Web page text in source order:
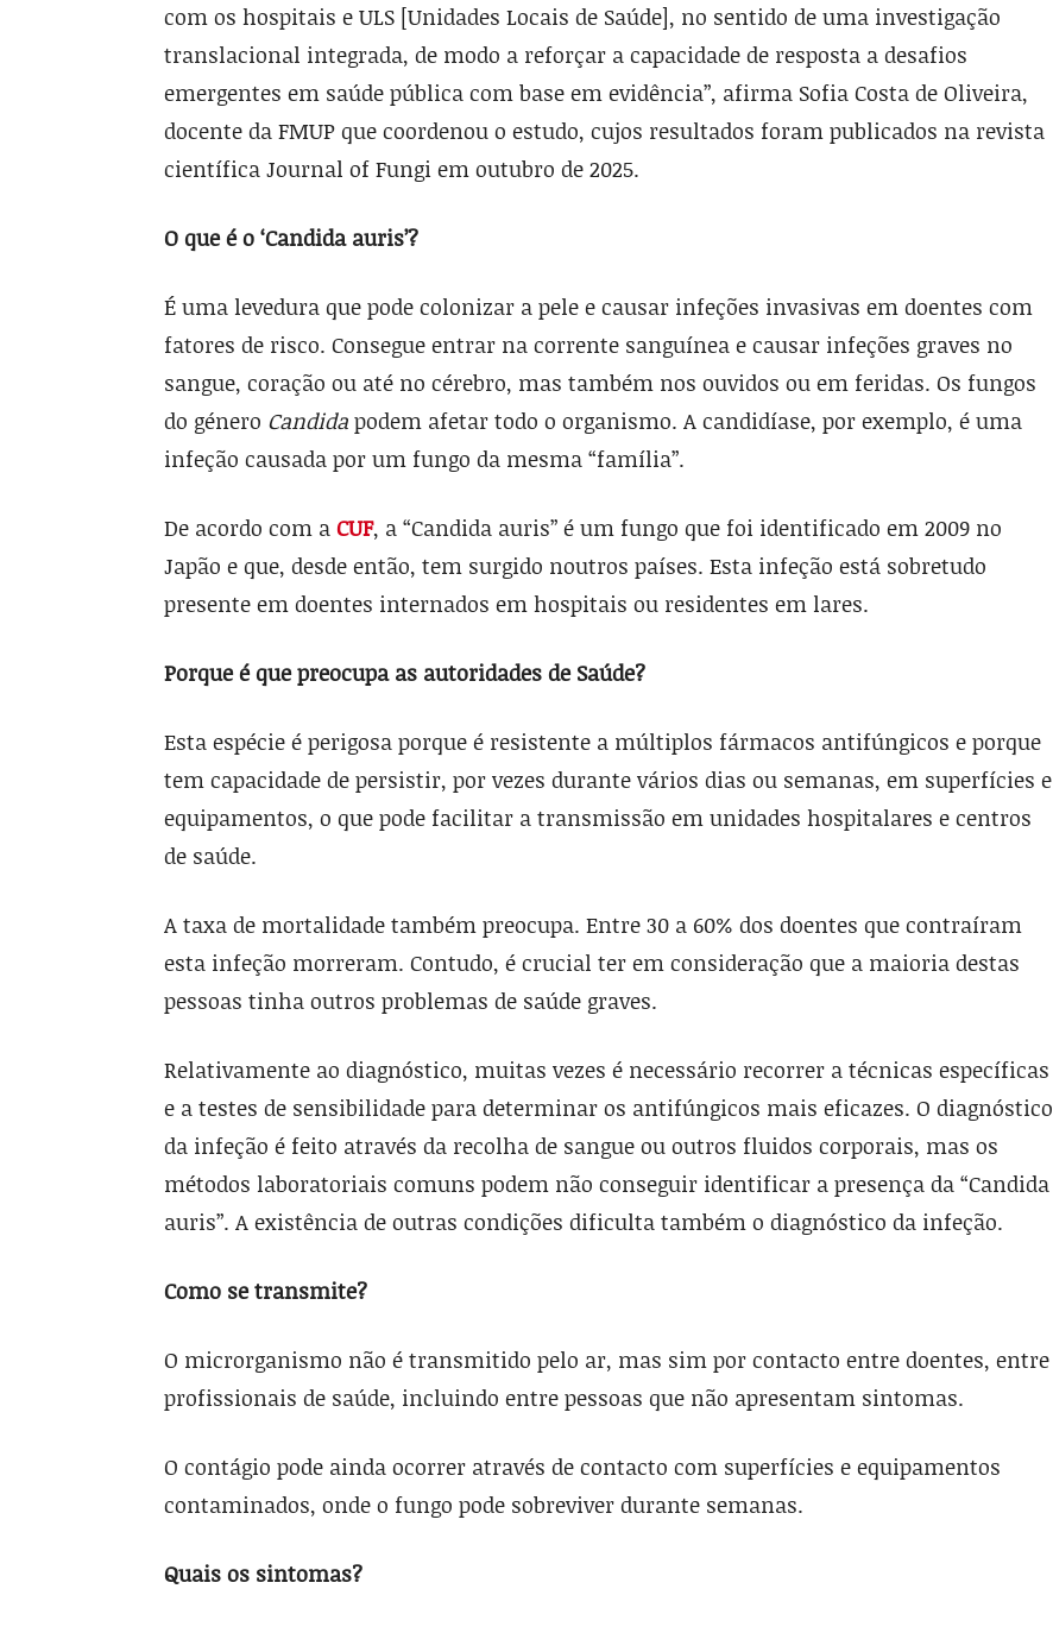
com os hospitais e ULS [Unidades Locais de Saúde], no sentido de uma investigação
translacional integrada, de modo a reforçar a capacidade de resposta a desafios
emergentes em saúde pública com base em evidência”, afirma Sofia Costa de Oliveira,
docente da FMUP que coordenou o estudo, cujos resultados foram publicados na revista
científica Journal of Fungi em outubro de 2025.
O que é o ‘Candida auris’?
É uma levedura que pode colonizar a pele e causar infeções invasivas em doentes com
fatores de risco. Consegue entrar na corrente sanguínea e causar infeções graves no
sangue, coração ou até no cérebro, mas também nos ouvidos ou em feridas. Os fungos
do género Candida podem afetar todo o organismo. A candidíase, por exemplo, é uma
infeção causada por um fungo da mesma “família”.
De acordo com a CUF, a “Candida auris” é um fungo que foi identificado em 2009 no
Japão e que, desde então, tem surgido noutros países. Esta infeção está sobretudo
presente em doentes internados em hospitais ou residentes em lares.
Porque é que preocupa as autoridades de Saúde?
Esta espécie é perigosa porque é resistente a múltiplos fármacos antifúngicos e porque
tem capacidade de persistir, por vezes durante vários dias ou semanas, em superfícies e
equipamentos, o que pode facilitar a transmissão em unidades hospitalares e centros
de saúde.
A taxa de mortalidade também preocupa. Entre 30 a 60% dos doentes que contraíram
esta infeção morreram. Contudo, é crucial ter em consideração que a maioria destas
pessoas tinha outros problemas de saúde graves.
Relativamente ao diagnóstico, muitas vezes é necessário recorrer a técnicas específicas
e a testes de sensibilidade para determinar os antifúngicos mais eficazes. O diagnóstico
da infeção é feito através da recolha de sangue ou outros fluidos corporais, mas os
métodos laboratoriais comuns podem não conseguir identificar a presença da “Candida
auris”. A existência de outras condições dificulta também o diagnóstico da infeção.
Como se transmite?
O microrganismo não é transmitido pelo ar, mas sim por contacto entre doentes, entre
profissionais de saúde, incluindo entre pessoas que não apresentam sintomas.
O contágio pode ainda ocorrer através de contacto com superfícies e equipamentos
contaminados, onde o fungo pode sobreviver durante semanas.
Quais os sintomas?